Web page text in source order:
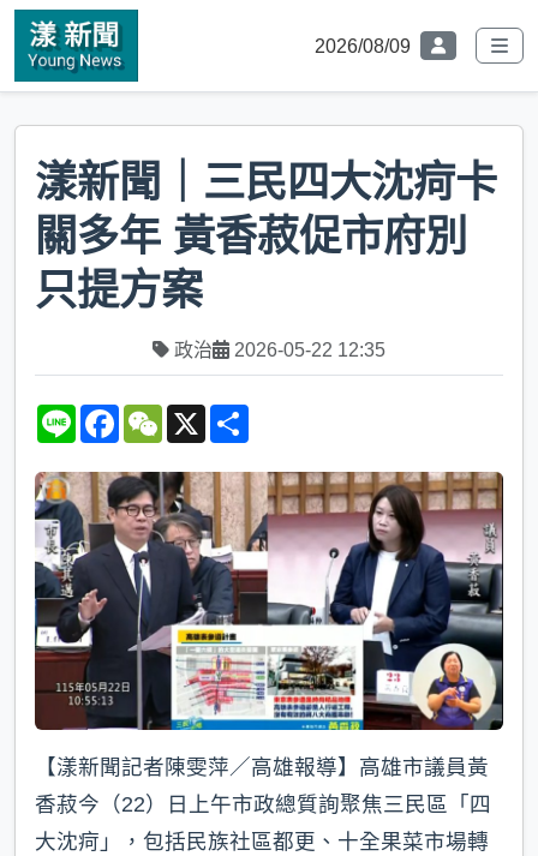
2026/08/09
漾新聞｜三民四大沈疴卡
關多年 黃香菽促市府別
只提方案
政治 2026-05-22 12:35
L
e
F
e
b
o
o
k
W
h
a
t
X
r
【漾新聞記者陳雯萍／高雄報導】高雄市議員黃
香菽今（22）日上午市政總質詢聚焦三民區「四
大沈疴」，包括民族社區都更、十全果菜市場轉